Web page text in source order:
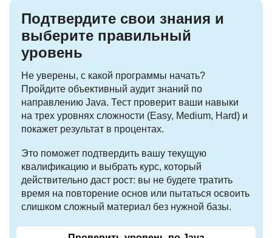
Подтвердите свои знания и
выберите правильный
уровень
Не уверены, с какой программы начать?
Пройдите объективный аудит знаний по
направлению Java. Тест проверит ваши навыки
на трех уровнях сложности (Easy, Medium, Hard) и
покажет результат в процентах.
Это поможет подтвердить вашу текущую
квалификацию и выбрать курс, который
действительно даст рост: вы не будете тратить
время на повторение основ или пытаться освоить
слишком сложный материал без нужной базы.